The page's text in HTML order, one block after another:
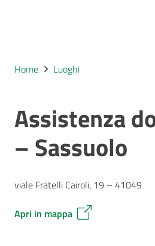
Home Luoghi
Assistenza
– Sassuolo
viale Fratelli Cairoli, 19 – 41049
Apri in mappa